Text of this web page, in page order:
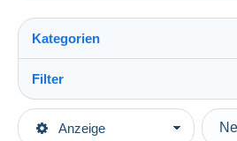
Anzeige
Kategorien
Hauptkategorien
Filter
Art der Verkäufe